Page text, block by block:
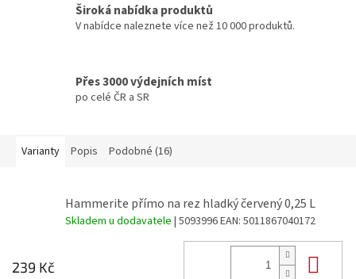
Široká nabídka produktů
V nabídce naleznete více než 10 000 produktů.
Přes 3000 výdejních míst
po celé ČR a SR
Varianty Popis Podobné (16)
Hammerite přímo na rez hladký červený 0,25 L
Skladem u dodavatele | 5093996EAN: 5011867040172
239 Kč